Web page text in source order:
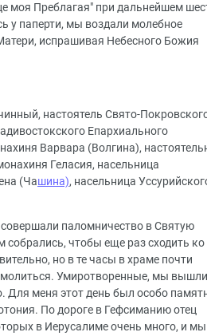
моя Преблагая" при дальнейшем
у паперти, мы воздали молебное
испрашивая Небесного Божия
настоятель Свято-
Епархиального
Варвара (Волгина),
Геласия, насельница
(Чашина), насельница
паломничество в Святую
чтобы еще раз сходить ко
но в те часы в храме почти
молиться. Умиротворенные, мы
Для меня этот день был особо
По дороге в Гефсиманию отец
в Иерусалиме очень много, и мы